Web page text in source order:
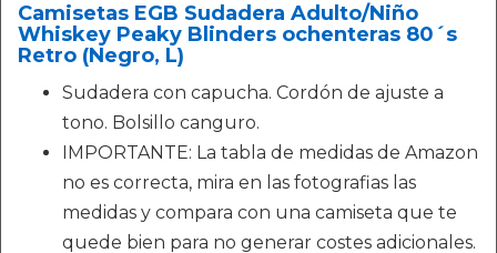
Camisetas EGB Sudadera Adulto/Niño
Whiskey Peaky Blinders ochenteras 80´s
Retro (Negro, L)
Sudadera con capucha. Cordón de ajuste a
tono. Bolsillo canguro.
IMPORTANTE: La tabla de medidas de Amazon
no es correcta, mira en las fotografias las
medidas y compara con una camiseta que te
quede bien para no generar costes adicionales.